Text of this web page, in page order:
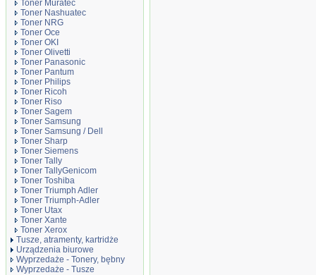
Toner Muratec
Toner Nashuatec
Toner NRG
Toner Oce
Toner OKI
Toner Olivetti
Toner Panasonic
Toner Pantum
Toner Philips
Toner Ricoh
Toner Riso
Toner Sagem
Toner Samsung
Toner Samsung / Dell
Toner Sharp
Toner Siemens
Toner Tally
Toner TallyGenicom
Toner Toshiba
Toner Triumph Adler
Toner Triumph-Adler
Toner Utax
Toner Xante
Toner Xerox
Tusze, atramenty, kartridże
Urządzenia biurowe
Wyprzedaże - Tonery, bębny
Wyprzedaże - Tusze